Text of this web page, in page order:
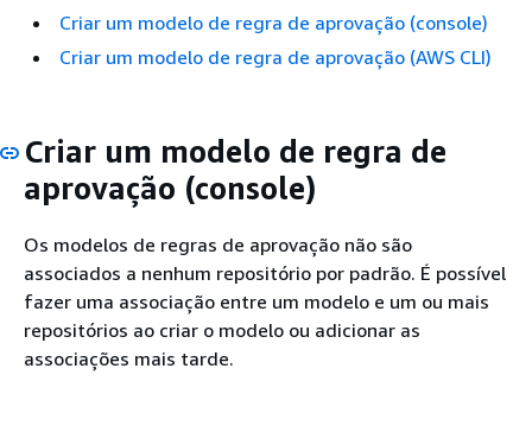
Criar um modelo de regra de aprovação (console)
Criar um modelo de regra de aprovação (AWS CLI)
Criar um modelo de regra de
aprovação (console)
Os modelos de regras de aprovação não são
associados a nenhum repositório por padrão. É possível
fazer uma associação entre um modelo e um ou mais
repositórios ao criar o modelo ou adicionar as
associações mais tarde.